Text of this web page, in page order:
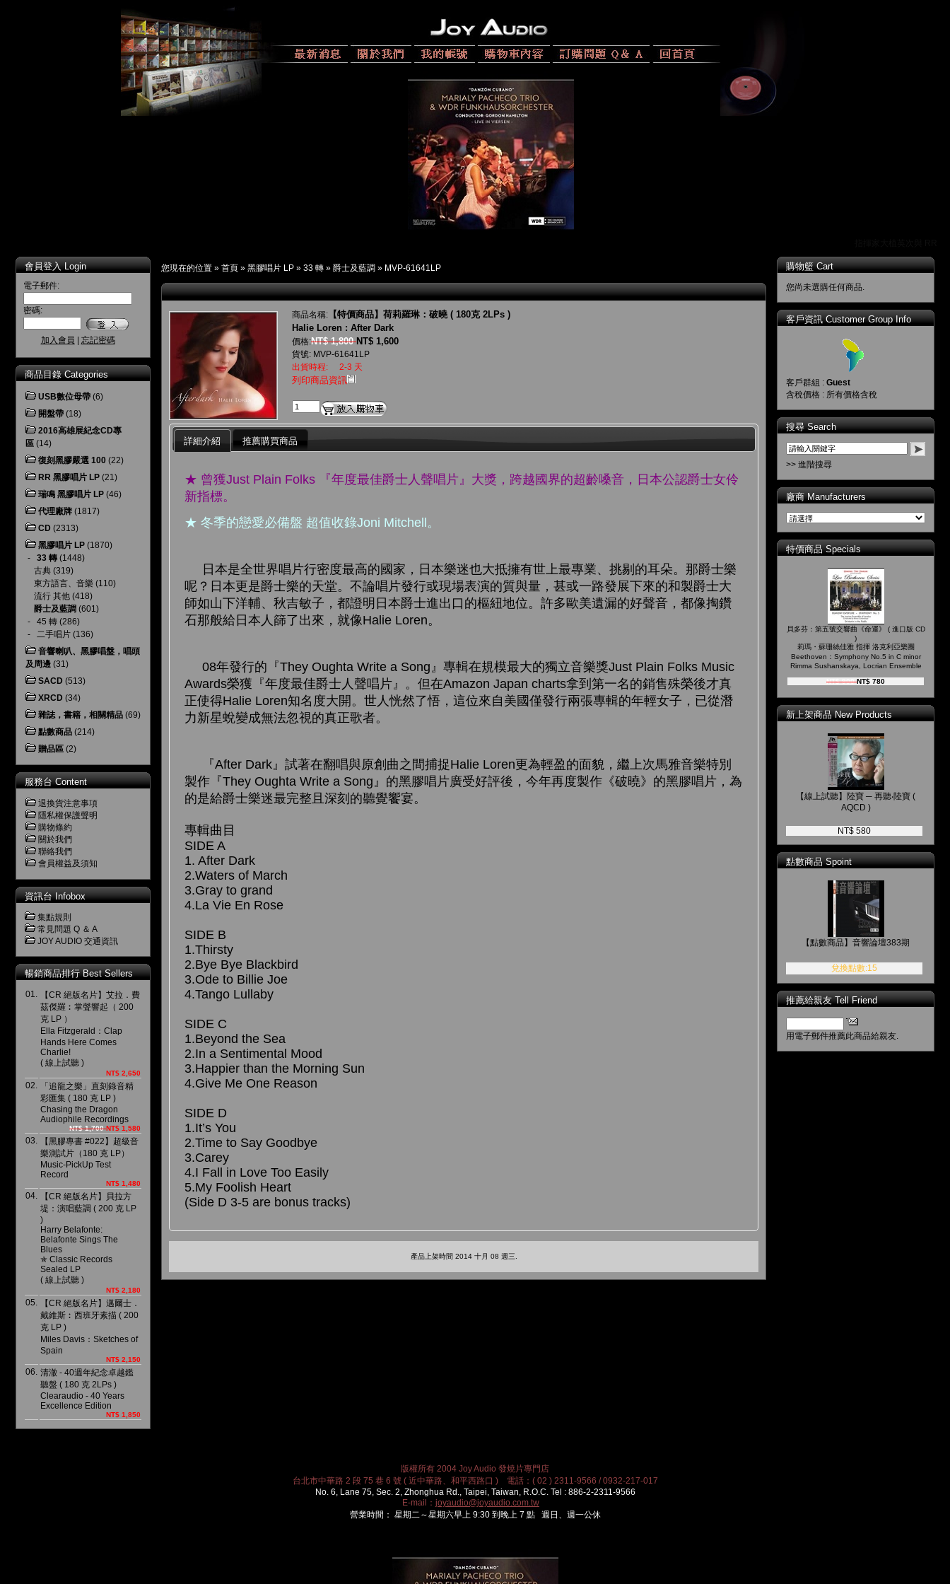
會員登入 Login
電子郵件:
密碼:
加入會員 忘記密碼
商品目錄 Categories
USB數位母帶 (6)
開盤帶 (18)
2016高雄展紀念CD專
區 (14)
復刻黑膠嚴選 100 (22)
RR 黑膠唱片 LP (21)
瑞鳴 黑膠唱片 LP (46)
代理廠牌 (1817)
CD (2313)
黑膠唱片 LP (1870)
- 33 轉 (1448)
古典 (319)
東方語言、音樂 (110)
流行 其他 (418)
爵士及藍調 (601)
- 45 轉 (286)
- 二手唱片 (136)
音響喇叭、黑膠唱盤，唱頭
及周邊 (31)
SACD (513)
XRCD (34)
雜誌，書籍，相關精品 (69)
點數商品 (214)
贈品區 (2)
服務台 Content
退換貨注意事項
隱私權保護聲明
購物條約
關於我們
聯絡我們
會員權益及須知
資訊台 Infobox
集點規則
常見問題 Q ＆ A
JOY AUDIO 交通資訊
暢銷商品排行 Best Sellers
01.
【CR 絕版名片】艾拉．費
茲傑羅︰掌聲響起（ 200
克 LP ）
Ella Fitzgerald：Clap
Hands Here Comes
Charlie!
( 線上試聽 )
NT$ 2,650
02.
「追龍之樂」直刻錄音精
彩匯集 ( 180 克 LP )
Chasing the Dragon
Audiophile Recordings
NT$ 1,700NT$ 1,580
03.
【黑膠專書 #022】超級音
樂測試片（180 克 LP）
Music-PickUp Test
Record
NT$ 1,480
04.
【CR 絕版名片】貝拉方
堤：演唱藍調 ( 200 克 LP
)
Harry Belafonte:
Belafonte Sings The
Blues
✯ Classic Records
Sealed LP
( 線上試聽 )
NT$ 2,180
05.
【CR 絕版名片】邁爾士．
戴維斯︰西班牙素描 ( 200
克 LP )
Miles Davis：Sketches of
Spain
NT$ 2,150
06. 清澈 - 40週年紀念卓越鑑
聽盤 ( 180 克 2LPs )
Clearaudio - 40 Years
Excellence Edition
NT$ 1,850
您現在的位置 » 首頁 » 黑膠唱片 LP » 33 轉 » 爵士及藍調 » MVP-61641LP
商品名稱: 【特價商品】荷莉羅琳：破曉 ( 180克 2LPs )
Halie Loren : After Dark
價格:NT$ 1,800NT$ 1,600
貨號: MVP-61641LP
出貨時程:
2-3 天
列印商品資訊
詳細介紹 推薦購買商品
★ 曾獲Just Plain Folks 『年度最佳爵士人聲唱片』大獎，跨越國界的超齡嗓音，日本公認爵士女伶
新指標。
★ 冬季的戀愛必備盤 超值收錄Joni Mitchell。
日本是全世界唱片行密度最高的國家，日本樂迷也大抵擁有世上最專業、挑剔的耳朵。那爵士樂
呢？日本更是爵士樂的天堂。不論唱片發行或現場表演的質與量，甚或一路發展下來的和製爵士大
師如山下洋輔、秋吉敏子，都證明日本爵士進出口的樞紐地位。許多歐美遺漏的好聲音，都像掏鑽
石那般給日本人篩了出來，就像Halie Loren。
08年發行的『They Oughta Write a Song』專輯在規模最大的獨立音樂獎Just Plain Folks Music
Awards榮獲『年度最佳爵士人聲唱片』。但在Amazon Japan charts拿到第一名的銷售殊榮後才真
正使得Halie Loren知名度大開。世人恍然了悟，這位來自美國僅發行兩張專輯的年輕女子，已從潛
力新星蛻變成無法忽視的真正歌者。
『After Dark』試著在翻唱與原創曲之間捕捉Halie Loren更為輕盈的面貌，繼上次馬雅音樂特別
製作『They Oughta Write a Song』的黑膠唱片廣受好評後，今年再度製作《破曉》的黑膠唱片，為
的是給爵士樂迷最完整且深刻的聽覺饗宴。
專輯曲目
SIDE A
1. After Dark
2.Waters of March
3.Gray to grand
4.La Vie En Rose
SIDE B
1.Thirsty
2.Bye Bye Blackbird
3.Ode to Billie Joe
4.Tango Lullaby
SIDE C
1.Beyond the Sea
2.In a Sentimental Mood
3.Happier than the Morning Sun
4.Give Me One Reason
SIDE D
1.It’s You
2.Time to Say Goodbye
3.Carey
4.I Fall in Love Too Easily
5.My Foolish Heart
(Side D 3-5 are bonus tracks)
產品上架時間 2014 十月 08 週三.
購物籃 Cart
您尚未選購任何商品.
客戶資訊 Customer Group Info
客戶群組 : Guest
含稅價格 : 所有價格含稅
搜尋 Search
>> 進階搜尋
廠商 Manufacturers
特價商品 Specials
貝多芬：第五號交響曲《命運》 ( 進口版 CD
)
莉瑪・蘇珊絲佳雅 指揮 洛克利亞樂團
Beethoven：Symphony No.5 in C minor
Rimma Sushanskaya, Locrian Ensemble
NT$ 900NT$ 780
新上架商品 New Products
【線上試聽】陸寶 ─ 再聽‧陸寶 (
AQCD )
NT$ 580
點數商品 Spoint
【點數商品】音響論壇383期
兌換點數:15
推薦給親友 Tell Friend
用電子郵件推薦此商品給親友.
版權所有 2004 Joy Audio 發燒片專門店
台北市中華路 2 段 75 巷 6 號 ( 近中華路、和平西路口 ) 電話：( 02 ) 2311-9566 / 0932-217-017
No. 6, Lane 75, Sec. 2, Zhonghua Rd., Taipei, Taiwan, R.O.C. Tel : 886-2-2311-9566
E-mail： joyaudio@joyaudio.com.tw
營業時間： 星期二～星期六早上 9:30 到晚上 7 點 週日、週一公休